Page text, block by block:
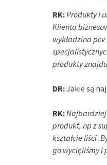
RK:Produkty i
Klienta
wykładzina
produkty
DR:Jakie są
RK:Najbardziej
produkt, np z
kształcie liści
go wycięliśmy i